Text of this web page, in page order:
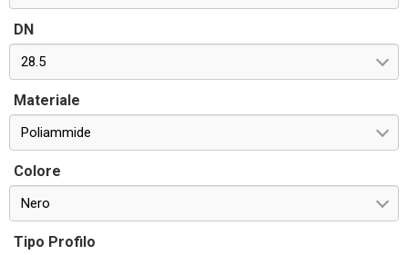
DN
28.5
Materiale
Poliammide
Colore
Nero
Tipo Profilo